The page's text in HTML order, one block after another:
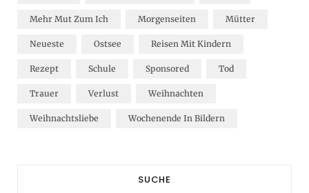
Mehr Mut Zum Ich Morgenseiten Mütter
Neueste Ostsee Reisen Mit Kindern
Rezept Schule Sponsored Tod
Trauer Verlust Weihnachten
Weihnachtsliebe Wochenende In Bildern
SUCHE